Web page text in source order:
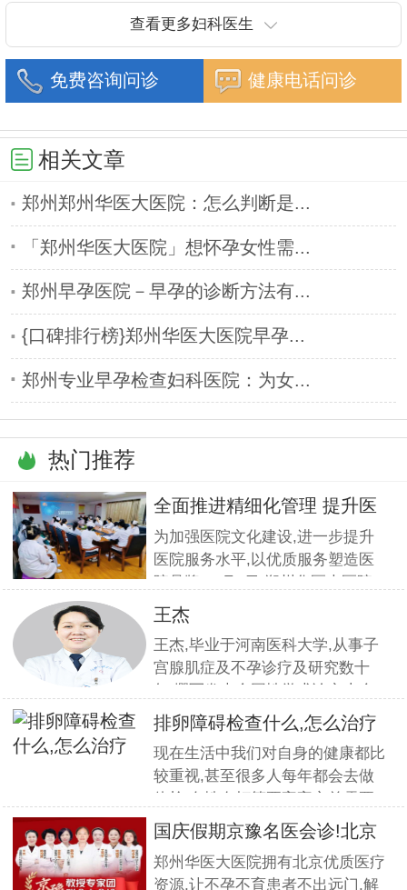
查看更多妇科医生
免费咨询问诊 健康电话问诊
相关文章
郑州郑州华医大医院：怎么判断是...
「郑州华医大医院」想怀孕女性需...
郑州早孕医院－早孕的诊断方法有...
{口碑排行榜}郑州华医大医院早孕...
郑州专业早孕检查妇科医院：为女...
热门推荐
全面推进精细化管理 提升医
疗服
为加强医院文化建设,进一步提升
医院服务水平,以优质服务塑造医
院品牌,11月5日,郑州华医大医院
组织全员开展优质服务提升培训.
本期培训邀请到职业素养与服务设
计专家
王杰
王杰,毕业于河南医科大学,从事子
宫腺肌症及不孕诊疗及研究数十
年,撰写发表全国性学术论文十余
篇.对宫、腹腔镜等微创高科技技
术诊治子宫腺肌症、石女、子宫肌
瘤、女性不孕等妇科疑难杂症有一
套成熟完整的方案,深得患者好评!
排卵障碍检查什么,怎么治疗
现在生活中我们对自身的健康都比
较重视,甚至很多人每年都会去做
到医院做孕前检查,这样才能更好
的保证怀孕的诊疗率.有患者想了
解排卵障碍检查什么?怎么治疗?我
国庆假期京豫名医会诊!北京
不孕
郑州华医大医院拥有北京优质医疗
资源,让不孕不育患者不出远门,解